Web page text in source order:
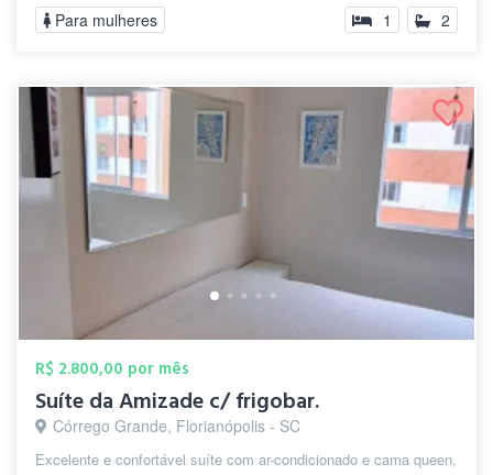
Para mulheres 1 2
R$ 2.800,00 por mês
Suíte da Amizade c/ frigobar.
Córrego Grande, Florianópolis - SC
Excelente e confortável suíte com ar-condicionado e cama queen,